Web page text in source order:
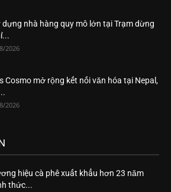
dựng nhà hàng quy mô lớn tại Trạm dừng
2026
Cosmo mở rộng kết nối văn hóa tại Nepal,
2026
hiệu cà phê xuất khẩu hơn 23 năm
thức...